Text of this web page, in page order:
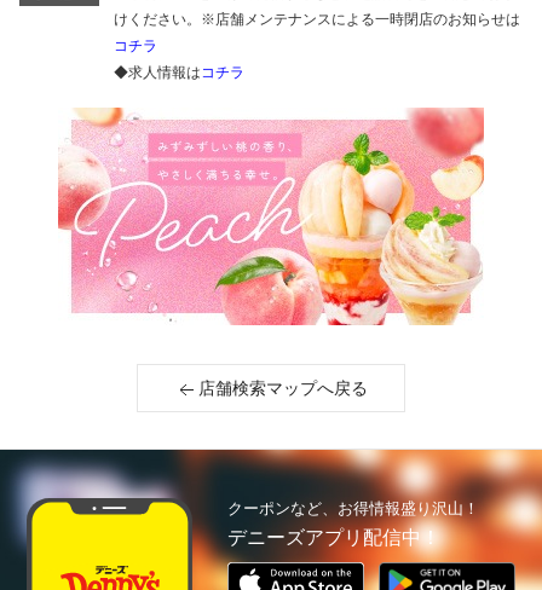
けください。※店舗メンテナンスによる一時閉店のお知らせは
コチラ
◆求人情報はコチラ
店舗検索マップへ戻る
クーポンなど、お得情報盛り沢山！
デニーズアプリ配信中！